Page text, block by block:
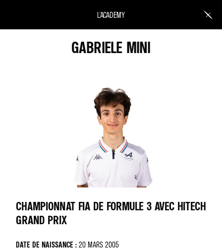
L'ACADEMY
GABRIELE MINI
CHAMPIONNAT FIA DE FORMULE 3 AVEC HITECH
GRAND PRIX
DATE DE NAISSANCE : 20 MARS 2005